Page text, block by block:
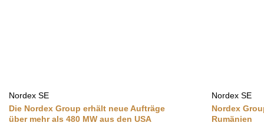
Nordex SE
Die Nordex Group erhält neue Aufträge
über mehr als 480 MW aus den USA
Nordex SE
Nordex
Rumänien